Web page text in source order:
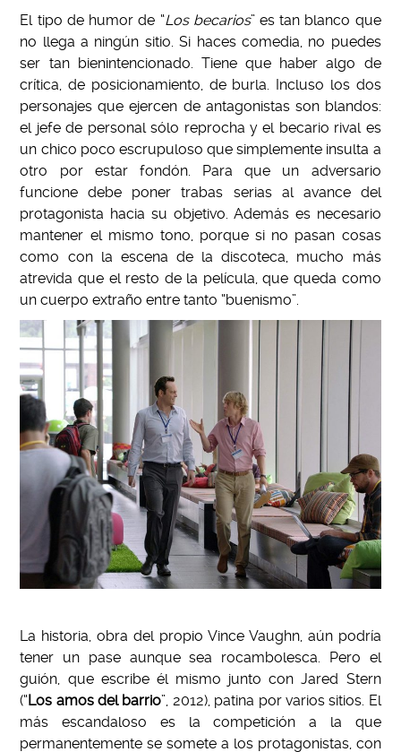
El tipo de humor de “Los becarios” es tan blanco que
no llega a ningún sitio. Si haces comedia, no puedes
ser tan bienintencionado. Tiene que haber algo de
crítica, de posicionamiento, de burla. Incluso los dos
personajes que ejercen de antagonistas son blandos:
el jefe de personal sólo reprocha y el becario rival es
un chico poco escrupuloso que simplemente insulta a
otro por estar fondón. Para que un adversario
funcione debe poner trabas serias al avance del
protagonista hacia su objetivo. Además es necesario
mantener el mismo tono, porque si no pasan cosas
como con la escena de la discoteca, mucho más
atrevida que el resto de la película, que queda como
un cuerpo extraño entre tanto “buenismo”.
La historia, obra del propio Vince Vaughn, aún podría
tener un pase aunque sea rocambolesca. Pero el
guión, que escribe él mismo junto con Jared Stern
(“Los amos del barrio”, 2012), patina por varios sitios. El
más escandaloso es la competición a la que
permanentemente se somete a los protagonistas, con